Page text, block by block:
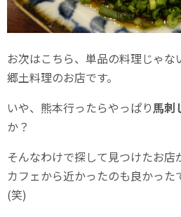
お次はこちら、単品の料理じゃな
郷土料理のお店です。
いや、熊本行ったらやっぱり馬刺
か？
そんなわけで探して見つけたお店
カフェから近かったのも良かった
(笑)